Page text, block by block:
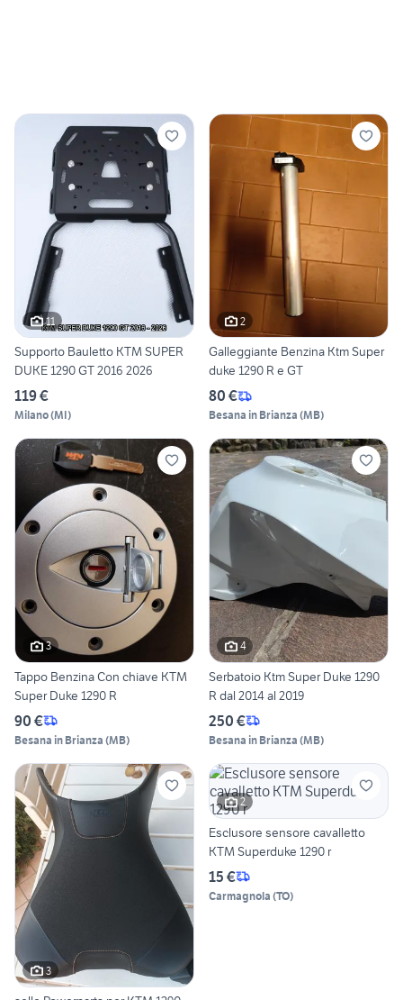
11
Supporto Bauletto KTM SUPER
DUKE 1290 GT 2016 2026
119 €
Milano(MI)
2
Galleggiante Benzina Ktm Super
duke 1290 R e GT
80 €
Besana in Brianza (MB)
3
Tappo Benzina Con chiave KTM
Super Duke 1290 R
90 €
Besana in Brianza (MB)
4
Serbatoio Ktm Super Duke 1290
R dal 2014 al 2019
250 €
Besana in Brianza (MB)
3
2
Esclusore sensore cavalletto
KTM Superduke 1290 r
15 €
Carmagnola (TO)